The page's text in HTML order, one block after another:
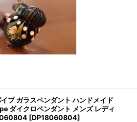
イプ ガラスペンダント ハンドメイド
ダイクロペンダント メンズ レディ
[DP18060804]